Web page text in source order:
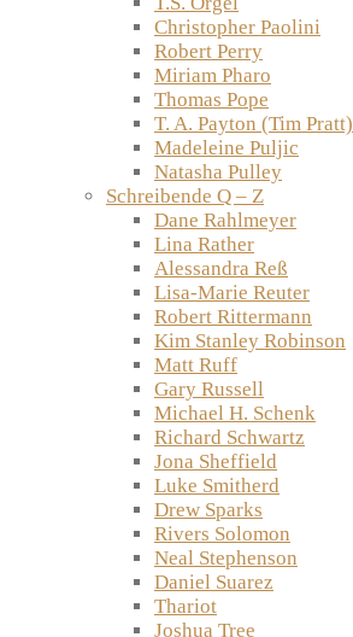
Christopher Paolini
Robert Perry
Miriam Pharo
Thomas Pope
T. A. Payton (Tim Pratt)
Madeleine Puljic
Natasha Pulley
Schreibende Q – Z
Dane Rahlmeyer
Lina Rather
Alessandra Reß
Lisa-Marie Reuter
Robert Rittermann
Kim Stanley Robinson
Matt Ruff
Gary Russell
Michael H. Schenk
Richard Schwartz
Jona Sheffield
Luke Smitherd
Drew Sparks
Rivers Solomon
Neal Stephenson
Daniel Suarez
Thariot
Joshua Tree